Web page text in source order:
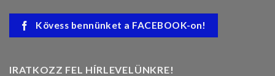
Kövess bennünket a FACEBOOK-on!
IRATKOZZ FEL HÍRLEVELÜNKRE!